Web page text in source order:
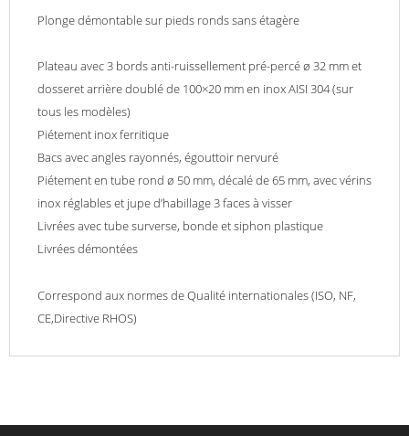
Plonge démontable sur pieds ronds sans étagère
Plateau avec 3 bords anti-ruissellement pré-percé ø 32 mm et
dosseret arrière doublé de 100×20 mm en inox AISI 304 (sur
tous les modèles)
Piétement inox ferritique
Bacs avec angles rayonnés, égouttoir nervuré
Piétement en tube rond ø 50 mm, décalé de 65 mm, avec vérins
inox réglables et jupe d’habillage 3 faces à visser
Livrées avec tube surverse, bonde et siphon plastique
Livrées démontées
Correspond aux normes de Qualité internationales (ISO, NF,
CE,Directive RHOS)